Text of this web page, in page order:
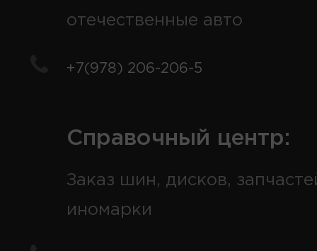
отечественные авто
+7(978) 206-206-5
Справочный центр:
Заказ шин, дисков,
иномарки